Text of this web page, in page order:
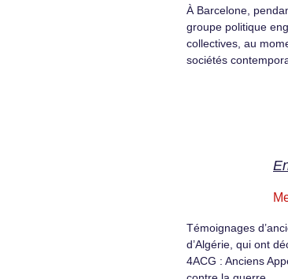
À Barcelone,
groupe politique
collectives, au
sociétés
Témoignages
d’Algérie, qui ont
4ACG : Anciens